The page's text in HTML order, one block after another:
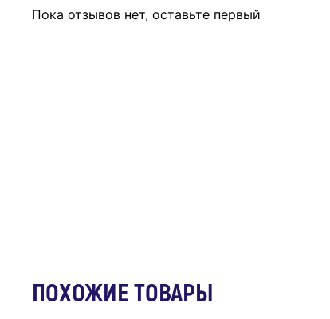
Пока отзывов нет, оставьте первый
ПОХОЖИЕ ТОВАРЫ